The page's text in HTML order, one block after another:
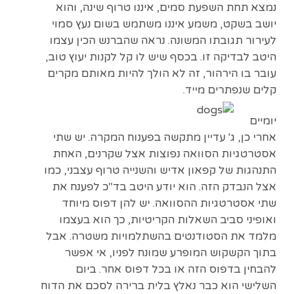
נמצא תחת השפעת סמים, איננו טרוף שינה, והוא
יושב בשקט, משמע איננו משתמש בשום נעץ סמוי
לעירור תגובתו המשונה. נראה שהברנש הכין עצמו
היטב לבדיקה זו. בכסף שיש לו קל לקנות יעוץ טוב,
עובר בו הירהור, זה לא הולך להיות מאותם מקרים
קלים שנפתרים מייד.
יומיים
אחרי כן, ג' עדיין מתקשה בפענוח המקרה. יש שתי
אסטרטגיות הסוואה נפוצות אצל שקרנים, האחת
התנהגות של קפאון אדיש והשנייה טרוף עצבני, כמו
אצל הנבדק הזה. הוא יודע היטב בד"כ לפענח את
שתי אסטרטגיות ההסוואה. יש להן דפוס מיוחד
ואופיני סביב השאלות הקריטיות, כך הוא בעצמו
מלמד את הסטודנטים בהשתלמויות משטרה. אבל
בתוך הקשקוש המופרע שמונח לפניו, אי אפשר
להבחין בדפוס הזה או בכל דפוס אחר. ביום
השלישי הוא כבר נאלץ בלית ברירה לסכם את הדוח